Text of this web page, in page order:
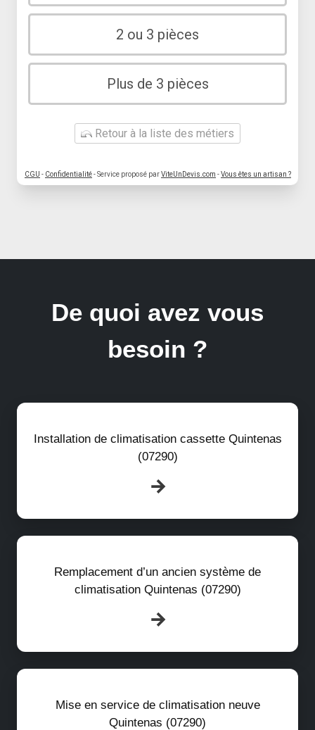
2 ou 3 pièces
Plus de 3 pièces
Retour à la liste des métiers
CGU - Confidentialité- Service proposé parViteUnDevis.com -Vous êtes un artisan ?
De quoi avez vous
besoin ?
Installation de climatisation cassette Quintenas
(07290)
Remplacement d’un ancien système de
climatisation Quintenas (07290)
Mise en service de climatisation neuve
Quintenas (07290)